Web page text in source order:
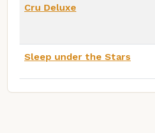
Cru Deluxe
Sleep under the Stars